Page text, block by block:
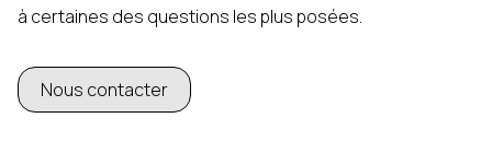
à certaines des questions les plus posées.
Nous contacter